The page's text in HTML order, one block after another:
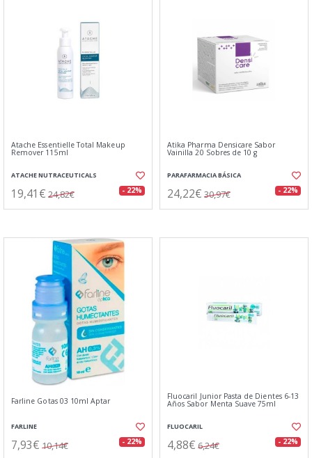
Atache Essentielle Total Makeup
Remover 115ml
ATACHE NUTRACEUTICALS
19,41€ 24,82€ - 22%
Atika Pharma Densicare Sabor
Vainilla 20 Sobres de 10 g
PARAFARMACIA BÁSICA
24,22€ 30,97€ - 22%
Farline Gotas 03 10ml Aptar
FARLINE
7,93€ 10,14€ - 22%
Fluocaril Junior Pasta de Dientes 6-13
Años Sabor Menta Suave 75ml
FLUOCARIL
4,88€ 6,24€ - 22%